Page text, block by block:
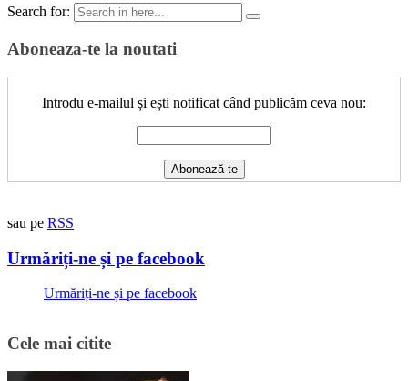
Search for:
Aboneaza-te la noutati
Introdu e-mailul și ești notificat când publicăm ceva nou:
sau pe RSS
Urmăriți-ne și pe facebook
Urmăriți-ne și pe facebook
Cele mai citite